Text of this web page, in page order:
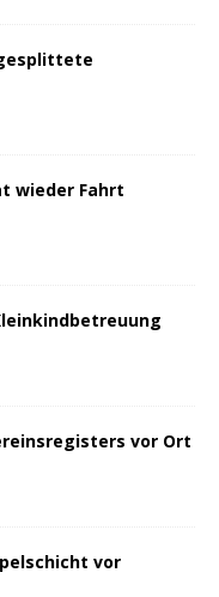
wieder Fahrt
vor Ort
vor